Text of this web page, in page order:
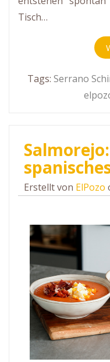
Tisch…
Tags: Serrano
Erstellt von ElPozo